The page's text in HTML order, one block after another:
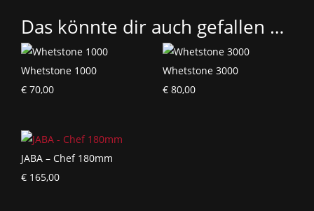
Das könnte dir auch gefallen …
Whetstone 1000
€ 70,00
Whetstone 3000
€80,00
JABA – Chef 180mm
€ 165,00